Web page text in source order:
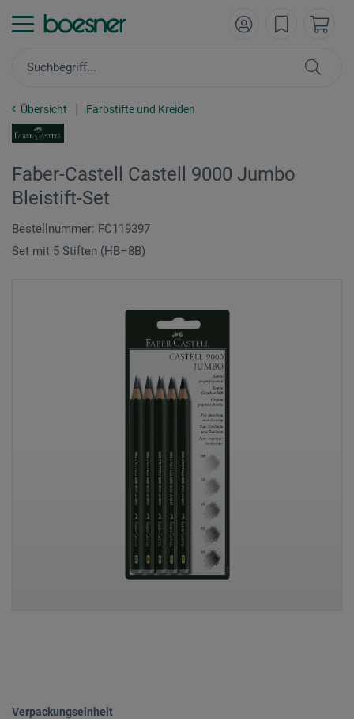
Übersicht Farbstifte und Kreiden
Faber-Castell Castell 9000 Jumbo
Bleistift-Set
Bestellnummer: FC119397
Set mit 5 Stiften (HB–8B)
Verpackungseinheit